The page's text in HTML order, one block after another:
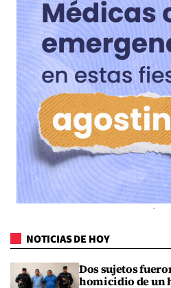
NOTICIAS DE HOY
Dos sujetos
homicidio de un